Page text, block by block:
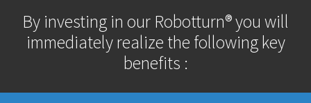
By investing in our Robotturn® you will
immediately realize the following key
benefits :